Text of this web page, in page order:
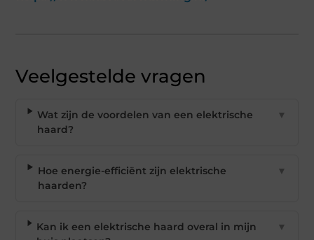
Veelgestelde vragen
Wat zijn de voordelen van een elektrische
haard?
▼
Hoe energie-efficiënt zijn elektrische
haarden?
▼
Kan ik een elektrische haard overal in mijn
▼